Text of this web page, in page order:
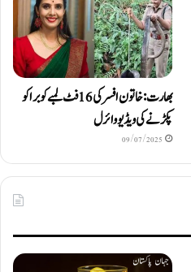
بھارت: خاتون افسر کی 16 فٹ لمبے کوبرا کو
پکڑنے کی ویڈیو وائرل
09/07/2025